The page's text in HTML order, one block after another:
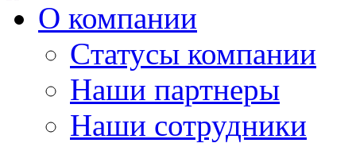
О компании
Cтатусы компании
Наши партнеры
Наши сотрудники